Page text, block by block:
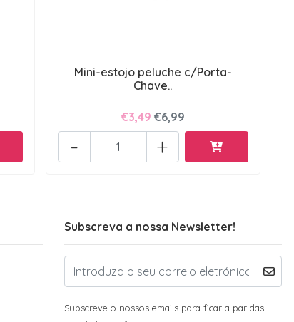
Mini-estojo peluche c/Porta-
Chave..
€3,49 €6,99
+
-
Subscreva a nossa Newsletter!
Subscreve o nossos emails para ficar a par das